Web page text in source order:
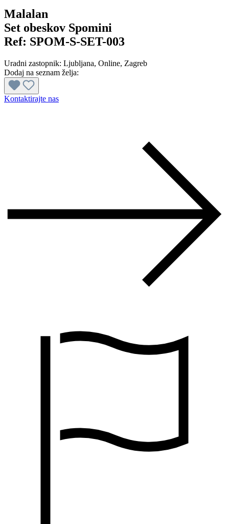
Malalan
Set obeskov Spomini
Ref: SPOM-S-SET-003
Uradni zastopnik: Ljubljana, Online, Zagreb
Dodaj na seznam želja:
Kontaktirajte nas